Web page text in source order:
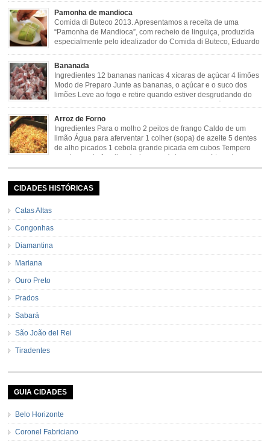
verde 2 dentes de alho amassado 3 colheres de óleo 2 […]
Pamonha de mandioca
Comida di Buteco 2013. Apresentamos a receita de uma
“Pamonha de Mandioca”, com recheio de linguiça, produzida
especialmente pelo idealizador do Comida di Buteco, Eduardo
cebola picadinha 100gr de mandioca crua ralada e espremida 1 colher café
de manteiga 35ml de leite Palha de milho verde 1 […]
Bananada
Ingredientes 12 bananas nanicas 4 xícaras de açúcar 4 limões
Modo de Preparo Junte as bananas, o açúcar e o suco dos
limões Leve ao fogo e retire quando estiver desgrudando do
de Preparo: 40 minutos http://eusoumineirouaiso.com.br/culinaria-
mineira/bananada#tempo-de-preparo
Arroz de Forno
Ingredientes Para o molho 2 peitos de frango Caldo de um
limão Água para aferventar 1 colher (sopa) de azeite 5 dentes
de alho picados 1 cebola grande picada em cubos Tempero
caseiro verde 1 colher (sobremesa) de urucum 4 tomates sem
pele e sem sementes 1 pitada de noz moscada Salsa e cebolinha Pimenta
CIDADES HISTÓRICAS
Catas Altas
Congonhas
Diamantina
Mariana
Ouro Preto
Prados
Sabará
São João del Rei
Tiradentes
GUIA CIDADES
Belo Horizonte
Coronel Fabriciano